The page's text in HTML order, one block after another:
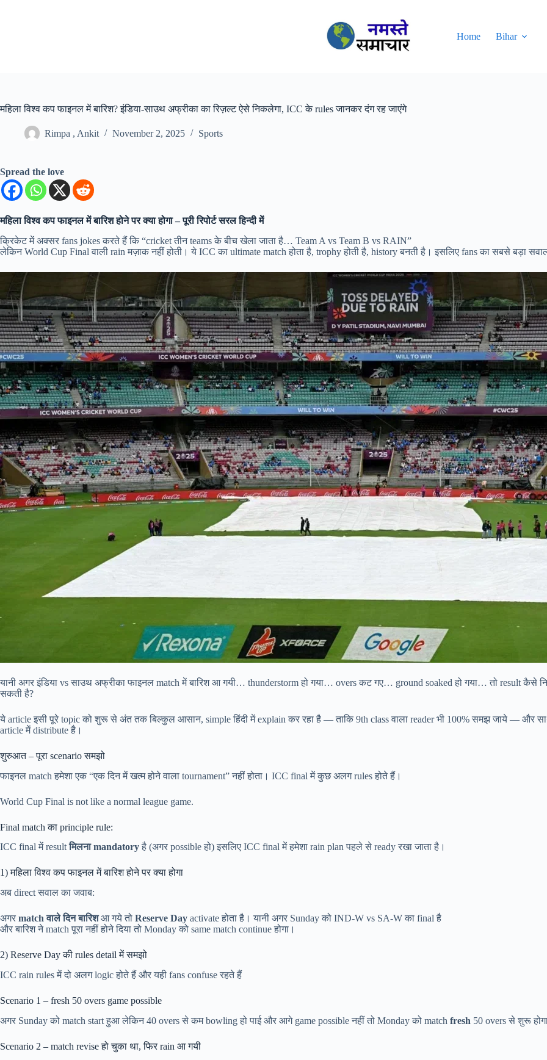
Home
Bihar
महिला विश्व कप फाइनल में बारिश? इंडिया-साउथ अफ्रीका का रिज़ल्ट ऐसे निकलेगा, ICC के rules जानकर दंग रह जाएंगे
Rimpa , Ankit November 2, 2025 Sports
Spread the love
महिला विश्व कप फाइनल में बारिश होने पर क्या होगा – पूरी रिपोर्ट सरल हिन्दी में
क्रिकेट में अक्सर fans jokes करते हैं कि “cricket तीन teams के बीच खेला जाता है… Team A vs Team B vs RAIN”
लेकिन World Cup Final वाली rain मज़ाक नहीं होती। ये ICC का ultimate match होता है, trophy होती है, history बनती है। इसलिए fans का सबसे बड़ा
यानी अगर इंडिया vs साउथ अफ्रीका फाइनल match में बारिश आ गयी… thunderstorm हो गया… overs कट गए… ground soaked हो गया… तो result कैसे
सकती है?
ये article इसी पूरे topic को शुरू से अंत तक बिल्कुल आसान, simple हिंदी में explain कर रहा है — ताकि 9th class वाला reader भी 100% समझ जाये — और
article में distribute है।
शुरुआत – पूरा scenario समझो
फाइनल match हमेशा एक “एक दिन में खत्म होने वाला tournament” नहीं होता। ICC final में कुछ अलग rules होते हैं।
World Cup Final is not like a normal league game.
Final match का principle rule:
ICC final में resultमिलना mandatoryहै (अगर possible हो) इसलिए ICC final में हमेशा rain plan पहले से ready रखा जाता है।
1) महिला विश्व कप फाइनल में बारिश होने पर क्या होगा
अब direct सवाल का जवाब:
अगर match वाले दिन बारिशआ गये तो Reserve Day activate होता है। यानी अगर Sunday को IND-W vs SA-W का final है
और बारिश ने match पूरा नहीं होने दिया तो Monday को same match continue होगा।
2) Reserve Day की rules detail में समझो
ICC rain rules में दो अलग logic होते हैं और यही fans confuse रहते हैं
Scenario 1 – fresh 50 overs game possible
अगर Sunday को match start हुआ लेकिन 40 overs से कम bowling हो पाई और आगे game possible नहीं तो Monday को match fresh 50 overs से शुरू
Scenario 2 – match revise हो चुका था, फिर rain आ गयी